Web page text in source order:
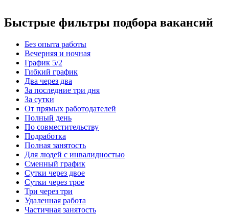
Быстрые фильтры подбора вакансий
Без опыта работы
Вечерняя и ночная
График 5/2
Гибкий график
Два через два
За последние три дня
За сутки
От прямых работодателей
Полный день
По совместительству
Подработка
Полная занятость
Для людей с инвалидностью
Сменный график
Сутки через двое
Сутки через трое
Три через три
Удаленная работа
Частичная занятость